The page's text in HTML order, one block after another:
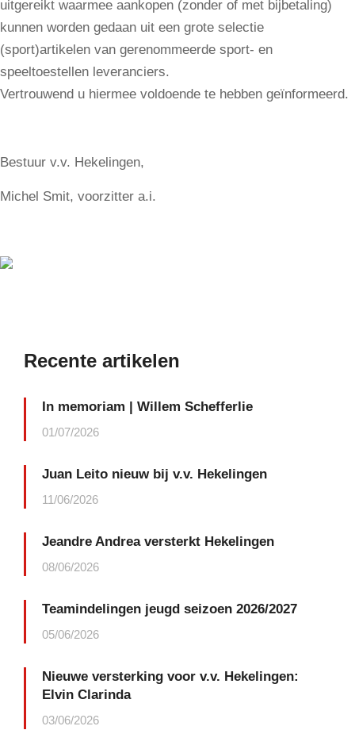
uitgereikt waarmee aankopen (zonder of met bijbetaling)
kunnen worden gedaan uit een grote selectie
(sport)artikelen van gerenommeerde sport- en
speeltoestellen leveranciers.
Vertrouwend u hiermee voldoende te hebben geïnformeerd.
Bestuur v.v. Hekelingen,
Michel Smit, voorzitter a.i.
Recente artikelen
In memoriam | Willem Schefferlie
01/07/2026
Juan Leito nieuw bij v.v. Hekelingen
11/06/2026
Jeandre Andrea versterkt Hekelingen
08/06/2026
Teamindelingen jeugd seizoen 2026/2027
05/06/2026
Nieuwe versterking voor v.v. Hekelingen:
Elvin Clarinda
03/06/2026